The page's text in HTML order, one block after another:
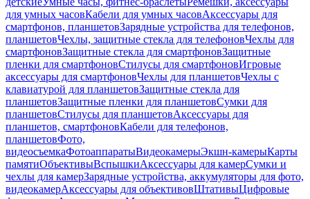
для умных часовКабели для умных часовАксессуары для
смартфонов, планшетовЗарядные устройства для телефонов,
планшетовЧехлы, защитные стекла для телефоновЧехлы для
смартфоновЗащитные стекла для смартфоновЗащитные
пленки для смартфоновСтилусы для смартфоновИгровые
аксессуары для смартфоновЧехлы для планшетовЧехлы с
клавиатурой для планшетовЗащитные стекла для
планшетовЗащитные пленки для планшетовСумки для
планшетовСтилусы для планшетовАксессуары для
планшетов, смартфоновКабели для телефонов,
планшетовФото,
видеосъемкаФотоаппаратыВидеокамерыЭкшн-камерыКарты
памятиОбъективыВспышкиАксессуары для камерСумки и
чехлы для камерЗарядные устройства, аккумуляторы для фото,
видеокамерАксессуары для объективовШтативыЦифровые